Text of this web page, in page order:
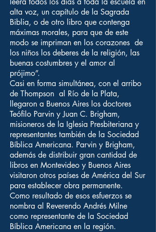
alta voz, un capítulo de la Sagrada
Biblia, o de otro libro que contenga
máximas morales, para que de este
modo se impriman en los corazones de
los niños los deberes de la religión, las
buenas costumbres y el amor al
prójimo”.
Casi en forma simultánea, con el arribo
de Thompson al Río de la Plata,
llegaron a Buenos Aires los doctores
Teófilo Parvin y Juan C. Brigham,
misioneros de la Iglesia Presbiteriana y
representantes también de la Sociedad
Bíblica Americana. Parvin y Brigham,
además de distribuir gran cantidad de
libros en Montevideo y Buenos Aires
visitaron otros países de América del Sur
para establecer obra permanente.
Como resultado de esos esfuerzos se
nombra al Reverendo Andrés Milne
como representante de la Sociedad
Bíblica Americana en la región.